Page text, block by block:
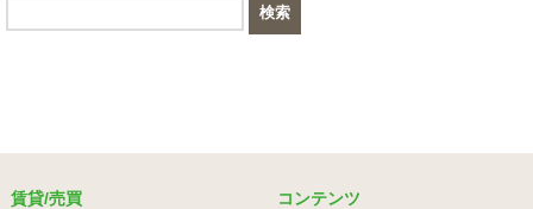
賃貸/売買 コンテンツ